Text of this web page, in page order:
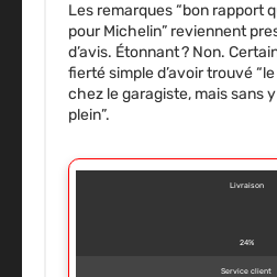
Les remarques “bon rapport
pour Michelin” reviennent
d’avis. Étonnant ? Non.
fierté simple d’avoir trouvé
chez le garagiste, mais sans
plein”.
Livraison
24%
Service client